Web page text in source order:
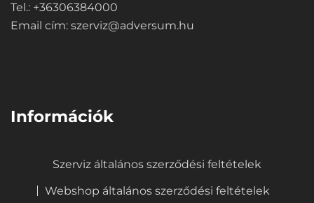
Tel.: +36306384000
Email cím: szerviz@adversum.hu
Információk
Szerviz általános szerződési feltételek
Webshop általános szerződési feltételek